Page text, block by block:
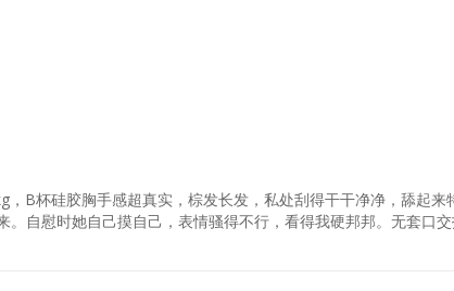
B杯硅胶胸手感超真实，棕发长发，私处刮得干干净净，舔起来
自慰时她自己摸自己，表情骚得不行，看得我硬邦邦。无套口